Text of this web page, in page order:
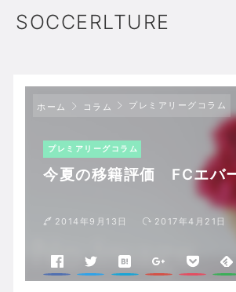
SOCCERLTURE
ホーム コラム プレミアリーグコラム
プレミアリーグコラム
今夏の移籍評価 FCエバ
2014年9月13日 2017年4月21日